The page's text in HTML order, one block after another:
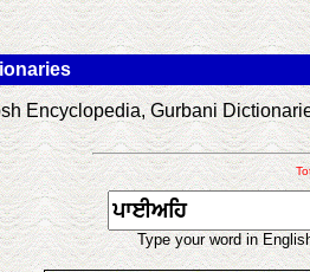
Encyclopedia, Gurbani
Type your word in